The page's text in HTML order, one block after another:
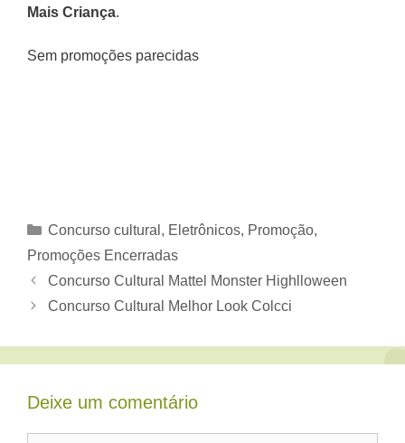
Mais Criança.
Sem promoções parecidas
Categorias
Concurso cultural , Eletrônicos, Promoção,
Promoções Encerradas
Concurso Cultural Mattel Monster Highlloween
Concurso Cultural Melhor Look Colcci
Deixe um comentário